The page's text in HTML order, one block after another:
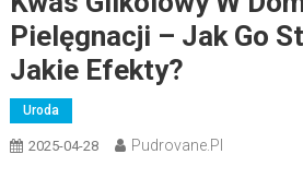
Pielęgnacji – Jak Go
Jakie Efekty?
Uroda
2025-04-28 Pudrovane.pl